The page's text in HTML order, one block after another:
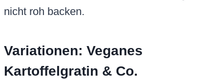
nicht roh backen.
Variationen: Veganes
Kartoffelgratin & Co.